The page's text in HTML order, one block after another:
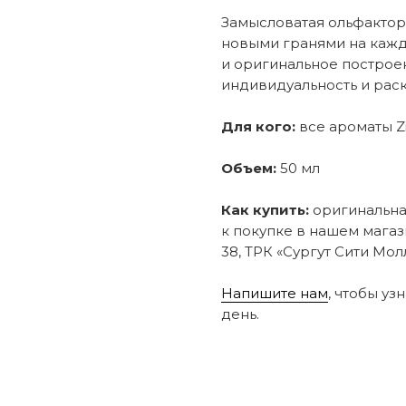
Замысловатая
новыми гранями на
и оригинальное
индивидуальность и
Для кого: все ароматы
Объем: 50 мл
Как купить:
к покупке в нашем
38, ТРК «Сургут Сити
Напишите нам, чтобы
день.